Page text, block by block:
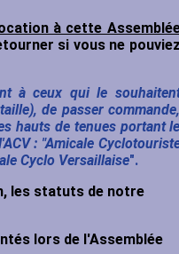
à cette
si vous ne
à ceux qui le
de passer
hauts de tenues portant
: "Amicale
Cyclo Versaillaise".
les statuts de notre
lors de l'Assemblée